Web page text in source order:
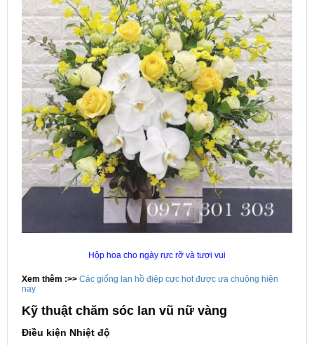
Hộp hoa cho ngày rực rỡ và tươi vui
Xem thêm :>> Các giống lan hồ điệp cực hot được ưa chuộng hiện
nay
Kỹ thuật chăm sóc lan vũ nữ vàng
Điều kiện Nhiệt độ